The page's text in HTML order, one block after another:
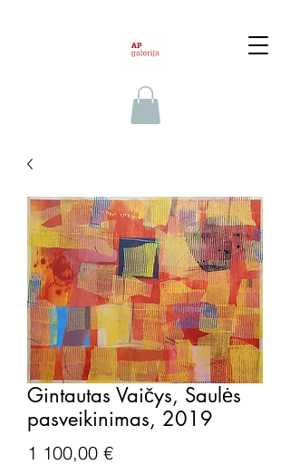
Gintautas Vaičys, Saulės
pasveikinimas, 2019
1 100,00 €Price